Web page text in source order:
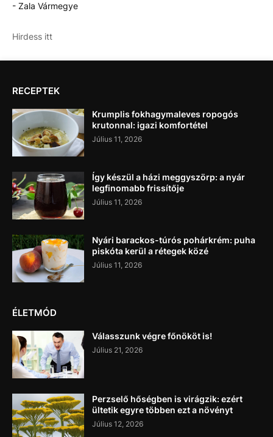
- Zala Vármegye
Hirdess itt
RECEPTEK
Krumplis fokhagymaleves ropogós
krutonnal: igazi komfortétel
Július 11, 2026
Így készül a házi meggyszörp: a nyár
legfinomabb frissítője
Július 11, 2026
Nyári barackos-túrós pohárkrém: puha
piskóta kerül a rétegek közé
Július 11, 2026
ÉLETMÓD
Válasszunk végre főnököt is!
Július 21, 2026
Perzselő hőségben is virágzik: ezért
ültetik egyre többen ezt a növényt
Július 12, 2026